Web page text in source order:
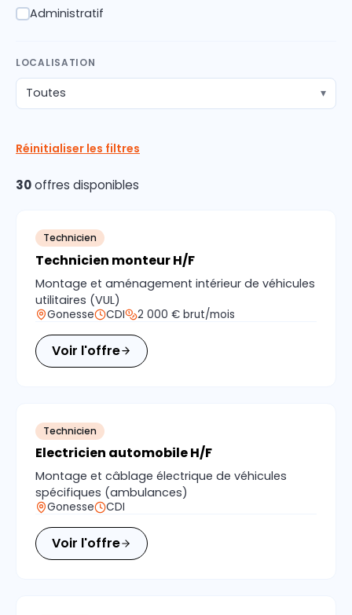
Administratif
LOCALISATION
Toutes ▾
Réinitialiser les filtres
30offres disponibles
Technicien
Technicien monteur H/F
Montage et aménagement intérieur de véhicules
utilitaires (VUL)
Gonesse CDI 2 000 € brut/mois
Voir l'offre
Technicien
Electricien automobile H/F
Montage et câblage électrique de véhicules
spécifiques (ambulances)
Gonesse CDI
Voir l'offre